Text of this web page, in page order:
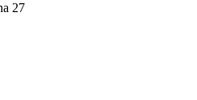
27